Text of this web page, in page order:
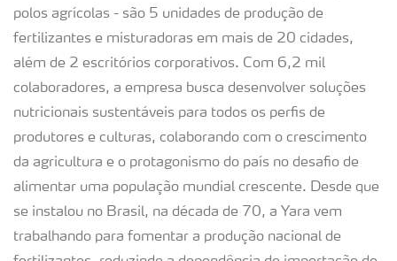
polos agrícolas - são 5 unidades de produção de
fertilizantes e misturadoras em mais de 20 cidades,
além de 2 escritórios corporativos. Com 6,2 mil
colaboradores, a empresa busca desenvolver soluções
nutricionais sustentáveis para todos os perfis de
produtores e culturas, colaborando com o crescimento
da agricultura e o protagonismo do país no desafio de
alimentar uma população mundial crescente. Desde que
se instalou no Brasil, na década de 70, a Yara vem
trabalhando para fomentar a produção nacional de